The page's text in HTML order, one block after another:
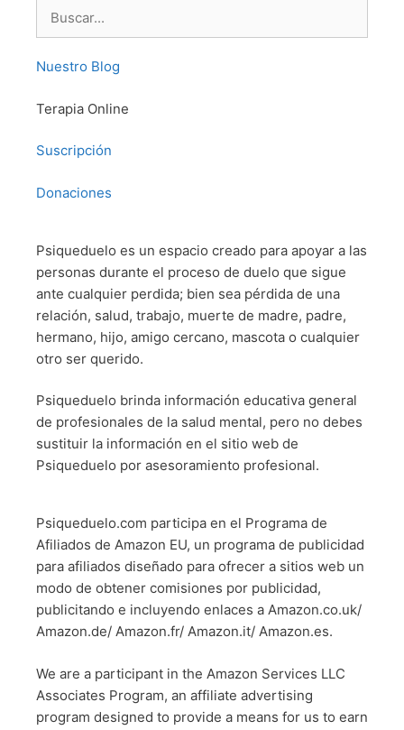
Nuestro Blog
Terapia Online
Suscripción
Donaciones
Psiqueduelo es un espacio creado para apoyar a las
personas durante el proceso de duelo que sigue
ante cualquier perdida; bien sea pérdida de una
relación, salud, trabajo, muerte de madre, padre,
hermano, hijo, amigo cercano, mascota o cualquier
otro ser querido.
Psiqueduelo brinda información educativa general
de profesionales de la salud mental, pero no debes
sustituir la información en el sitio web de
Psiqueduelo por asesoramiento profesional.
Psiqueduelo.com participa en el Programa de
Afiliados de Amazon EU, un programa de publicidad
para afiliados diseñado para ofrecer a sitios web un
modo de obtener comisiones por publicidad,
publicitando e incluyendo enlaces a Amazon.co.uk/
Amazon.de/ Amazon.fr/ Amazon.it/ Amazon.es.
We are a participant in the Amazon Services LLC
Associates Program, an affiliate advertising
program designed to provide a means for us to earn